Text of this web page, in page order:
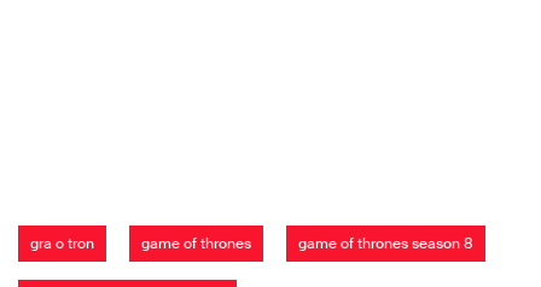
gra o tron game of thrones game of thrones season 8